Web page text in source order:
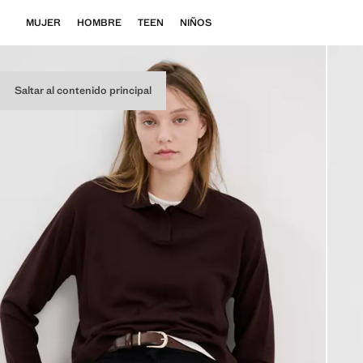
Saltar al contenido principal
MUJER HOMBRE TEEN NIÑOS